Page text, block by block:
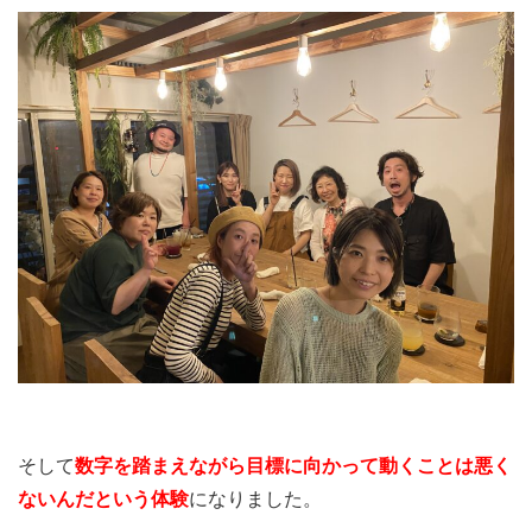
そして数字を踏まえながら目標に向かって動くことは悪く
ないんだという体験になりました。